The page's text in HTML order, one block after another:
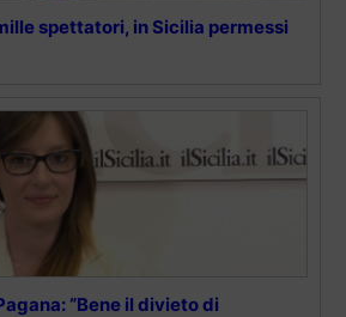
spettatori, in Sicilia permessi
“Bene il divieto di